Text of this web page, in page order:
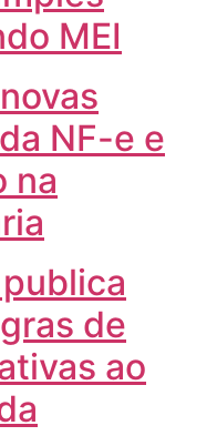
MEI
NF-e e
na
de
ao